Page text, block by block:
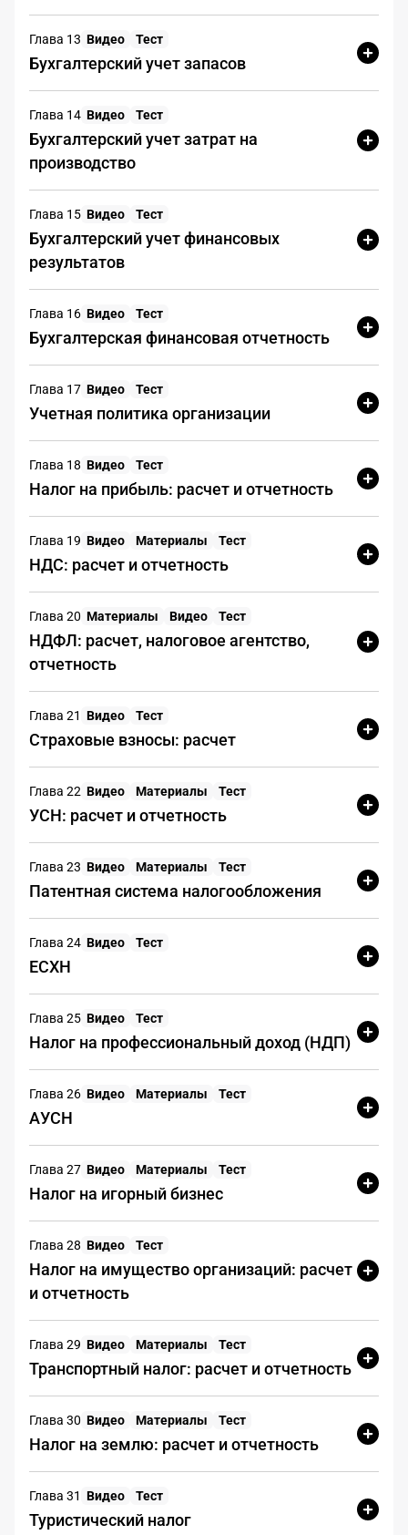
необходимо сделать до
представления уточненной
налоговой декларации во
избежание штрафа.
Отметьте все правильные действия:
Пополнить единый налоговый счет
(ЕНС) в соответствии с п.4 ст.81
НК РФ
Убедиться, что на момент
декларации имеется
положительное сальдо ЕНС в
размере, соответствующем
недостающей сумме налога и
пени
Подать заявление о зачете
переплаты в счет будущих
налога
Получить предварительное
согласование с налоговым
ЗАДАНИЕ 3
контрагента
отношении Вашего контрагента
ООО «СТРОЙПРОЕКТ»(ИНН
2308263197), отраженную в
уведомлении налоговым
органом и проверьте ООО
«СТРОЙПРОЕКТ» на наличие
1. Данные из ЕГРЮЛ
Юридический адрес:
Юридический адрес:
сведения о недостоверности
05.06.23
Директор:
Рафаэль Оглы (иностранный
гражданин Республика
Учредитель (100% доля):
Ханларов Алекбер Рафаэль
Оглы (иностранный гражданин
Республика Азербайджан)
Уставный капитал:300 000 ₽
Основной вид деятельности:
43.29 Производство прочих
строительно-монтажных работ
Дата регистрации:
Глава 13 Видео Тест
Бухгалтерский учет запасов
Глава 14 Видео Тест
Бухгалтерский учет затрат на
производство
Глава 15 Видео Тест
Бухгалтерский учет финансовых
результатов
Глава 16 Видео Тест
Бухгалтерская финансовая отчетность
Глава 17 Видео Тест
Учетная политика организации
Глава 18 Видео Тест
Налог на прибыль: расчет и отчетность
Глава 19 Видео Материалы Тест
НДС: расчет и отчетность
Глава 20 Материалы Видео Тест
НДФЛ: расчет, налоговое агентство,
отчетность
Глава 21 Видео Тест
Страховые взносы: расчет
Глава 22 Видео Материалы Тест
УСН: расчет и отчетность
Глава 23 Видео Материалы Тест
Патентная система налогообложения
Глава 24 Видео Тест
ЕСХН
Глава 25 Видео Тест
Налог на профессиональный доход (НДП)
Глава 26 Видео Материалы Тест
АУСН
Глава 27 Видео Материалы Тест
Налог на игорный бизнес
Глава 28 Видео Тест
Налог на имущество организаций: расчет
и отчетность
Глава 29 Видео Материалы Тест
Транспортный налог: расчет и отчетность
Глава 30 Видео Материалы Тест
Налог на землю: расчет и отчетность
Глава 31 Видео Тест
Туристический налог